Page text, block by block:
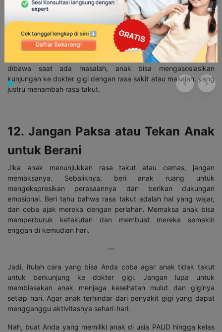
Rutin
Kunjungan rutin, seperti setiap enam bulan sekali, membuat
anak terbiasa dan melihat bahwa pergi ke dokter gigi adalah
bagian dari perawatan kesehatan yang teratur. Jika hanya
dibawa saat ada masalah, anak bisa mengasosiasikan
kunjungan ke dokter gigi dengan rasa sakit atau masalah, yang
justru menambah rasa takut.
12. Jangan Paksa atau Tekan Anak
untuk Berani
Jika anak menunjukkan rasa takut atau cemas, jangan
memaksanya. Sebaliknya, beri anak ruang untuk
mengekspresikan perasaannya dan berikan dukungan
emosional. Beri tahu bahwa rasa takut adalah hal yang wajar,
dan coba ajak mereka dengan perlahan. Memaksa anak bisa
memperburuk ketakutan dan membuat mereka semakin
enggan di kemudian hari.
—
Jadi, itulah cara yang bisa Anda coba agar anak tidak takut
untuk berkunjung ke dokter gigi. Jangan lupa untuk
membiasakan anak menjaga kesehatan mulut dan giginya
setiap hari. Agar anak terhindar dari penyakit gigi yang dapat
mengganggu aktivitasnya sehari-hari.
Nah, buat Anda yang memiliki anak di usia PAUD hingga kelas